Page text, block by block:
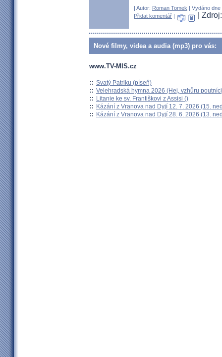
| Autor: Roman Tomek | Vydáno
Přidat komentář | |
Nové filmy, videa a audia (mp3) pro vás:
www.TV-MIS.cz
:: Svatý Patriku (píseň)
:: Velehradská hymna 2026 (Hej, vzhůru
:: Litanie ke sv. Františkovi z Assisi ()
:: Kázání z Vranova nad Dyjí 12. 7. 2026 (15.
:: Kázání z Vranova nad Dyjí 28. 6. 2026 (13.